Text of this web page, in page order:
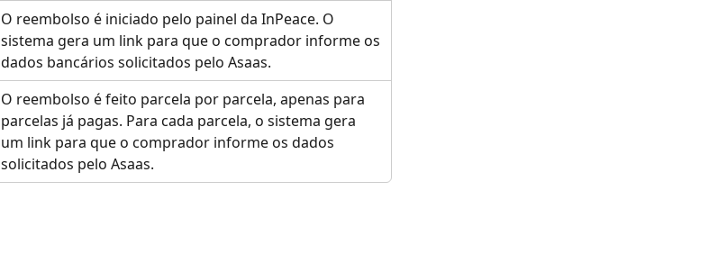
O reembolso é iniciado pelo painel da InPeace. O
sistema gera um link para que o comprador informe os
dados bancários solicitados pelo Asaas.
O reembolso é feito parcela por parcela, apenas para
parcelas já pagas. Para cada parcela, o sistema gera
um link para que o comprador informe os dados
solicitados pelo Asaas.